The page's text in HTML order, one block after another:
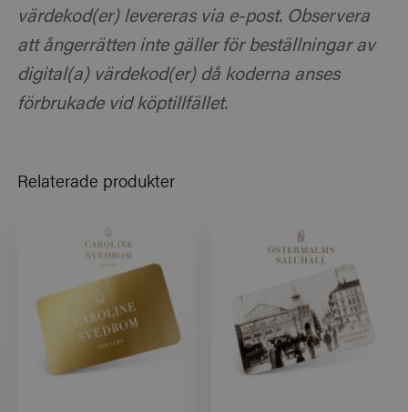
värdekod(er) levereras via e-post. Observera
att ångerrätten inte gäller för beställningar av
digital(a) värdekod(er) då koderna anses
förbrukade vid köptillfället.
Relaterade produkter